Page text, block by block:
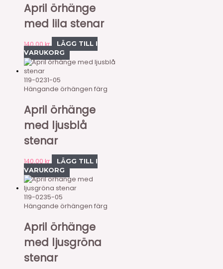
April örhänge
med lila stenar
140,00kr
LÄGG TILL I
VARUKORG
119-0231-05
Hängande örhängen färg
April örhänge
med ljusblå
stenar
140,00 kr
LÄGG TILL I
VARUKORG
119-0235-05
Hängande örhängen färg
April örhänge
med ljusgröna
stenar